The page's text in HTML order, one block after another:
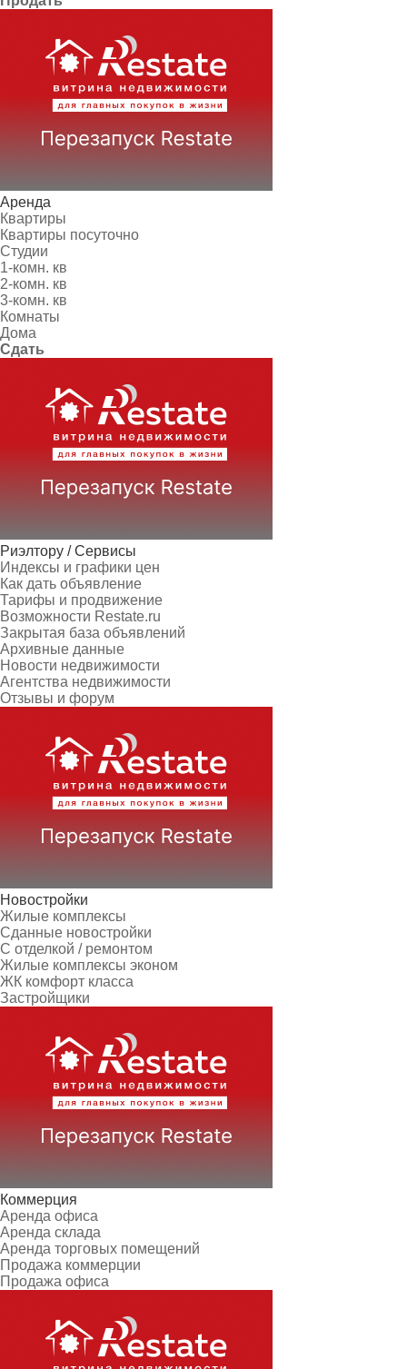
Аренда
Квартиры
Квартиры посуточно
Студии
1-комн. кв
2-комн. кв
3-комн. кв
Комнаты
Дома
Сдать
Риэлтору / Сервисы
Индексы и графики цен
Как дать объявление
Тарифы и продвижение
Возможности Restate.ru
Закрытая база объявлений
Архивные данные
Новости недвижимости
Агентства недвижимости
Отзывы и форум
Новостройки
Жилые комплексы
Сданные новостройки
С отделкой / ремонтом
Жилые комплексы эконом
ЖК комфорт класса
Застройщики
Коммерция
Аренда офиса
Аренда склада
Аренда торговых помещений
Продажа коммерции
Продажа офиса